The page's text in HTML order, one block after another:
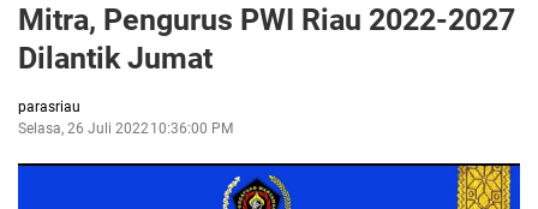
Mitra, Pengurus PWI Riau 2022-2027
Dilantik Jumat
parasriau
Selasa, 26 Juli 2022 10:36:00 PM